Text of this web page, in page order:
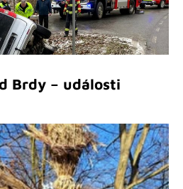
Brdy – události